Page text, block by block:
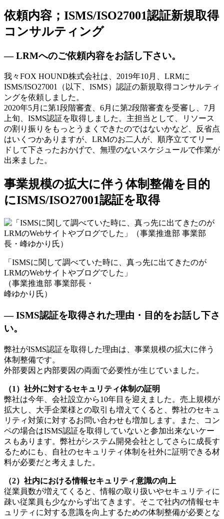
依頼内容；ISMS/ISO27001認証新規取得
コンサルティング
— LRMへのご依頼内容をお話し下さい。
我々FOX HOUND株式会社は、2019年10月、LRMに
ISMS/ISO27001（以下、ISMS）認証の新規取得コンサルティ
ングを依頼しました。
2020年5月に第1段階審査、6月に第2段階審査を受審し、7月
上旬、ISMS認証を取得しました。主担当として、リソース
の割り振りをもっとうまくできたのではないかなど、反省点
はいくつかありますが、LRMのお二人が、順序立ててリー
ドして下さったおかげで、無理のないスケジュールで作業が
出来ました。
事業規模の拡大に伴う体制整備を目的
にISMS/ISO27001認証を取得
「ISMSに関して調べていた時に、真っ先に出てきたのが
LRMのWebサイトやブログでした」
（事業推進部 事業部長・
峰ゆかり氏）
— ISMS認証を取得された理由・目的をお話し下さ
い。
弊社がISMS認証を取得した理由は、事業規模の拡大に伴う
体制整備です。
外部要因と内部要因の両面で必要性が生じていました。
（1）社外に対するセキュリティ体制の証明
弊社は今年、会社設立から10年目を迎えました。売上規模が
拡大し、大手企業様との取引も増えてくると、弊社のセキュ
リティ対策に対するお問い合わせも増加します。また、コン
ペの場合はISMS認証を取得していないと参加出来ないケー
スもあります。弊社がシステム開発会社としてさらに成長す
るためにも、自社のセキュリティ体制を社外に証明できる材
料が必要だと考えました。
（2）社内における情報セキュリティ意識の向上
従業員数が増えてくると、情報の取り扱いやセキュリティに
疎い従業員も少なからず出てきます。そこで社内の情報セキ
ュリティに対する意識を向上するための体制整備が必要とな